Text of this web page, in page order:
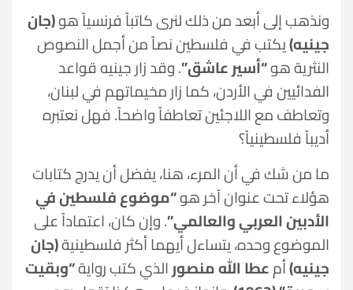
ونذهب إلى أبعد من ذلك لنرى كاتباً فرنسياً هو(جان
جينيه)يكتب في فلسطين نصاً من أجمل النصوص
النثرية هو“أسير عاشق”. وقد زار جينيه قواعد
الفدائيين في الأردن، كما زار مخيماتهم في لبنان،
وتعاطف مع اللاجئين تعاطفاً واضحاً. فهل نعتبره
أديباً فلسطينياً؟
ما من شك في أن المرء، هنا، يفضل أن يدرج كتابات
هؤلاء تحت عنوان آخر هو“موضوع فلسطين في
الأدبين العربي والعالمي”. وإن كان، اعتماداً على
الموضوع وحده، يتساءل أيهما أكثر فلسطينية(جان
جينيه)أمعطا الله منصورالذي كتب رواية“وبقيت